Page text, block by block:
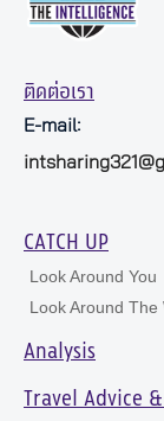
ติดต่อเรา
E-mail:
CATCH UP
Look Around You
Look Around The
Analysis
Travel Advice